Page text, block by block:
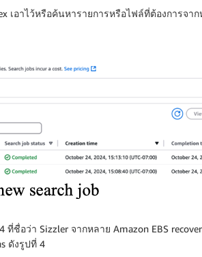
อาไว้หรือค้นหารายการหรือไฟล์ที่ต้องการจา
ว่า Sizzler จากหลาย Amazon EBS
ดังรูปที่ 4